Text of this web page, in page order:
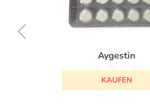
Aygestin
KAUFEN